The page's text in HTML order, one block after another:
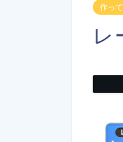
作っ
レ